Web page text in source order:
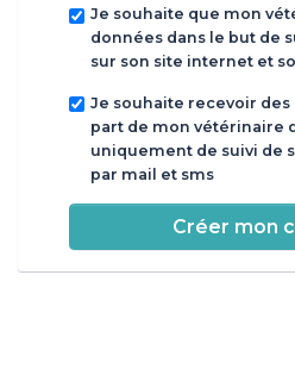
Je souhaite que mon
données dans le but de
sur son site internet et
Je souhaite recevoir
part de mon vétérinaire
uniquement de suivi de
par mail et sms
Créer mon